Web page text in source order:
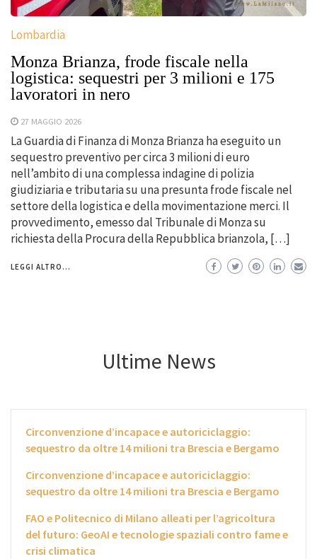
Lombardia
Monza Brianza, frode fiscale nella
logistica: sequestri per 3 milioni e 175
lavoratori in nero
27 MAGGIO 2026
La Guardia di Finanza di Monza Brianza ha eseguito un
sequestro preventivo per circa 3 milioni di euro
nell’ambito di una complessa indagine di polizia
giudiziaria e tributaria su una presunta frode fiscale nel
settore della logistica e della movimentazione merci. Il
provvedimento, emesso dal Tribunale di Monza su
richiesta della Procura della Repubblica brianzola, […]
LEGGI ALTRO...
Ultime News
Circonvenzione d’incapace e autoriciclaggio:
sequestro da oltre 14 milioni tra Brescia e Bergamo
Circonvenzione d’incapace e autoriciclaggio:
sequestro da oltre 14 milioni tra Brescia e Bergamo
FAO e Politecnico di Milano alleati per l’agricoltura
del futuro: GeoAI e tecnologie spaziali contro fame e
crisi climatica